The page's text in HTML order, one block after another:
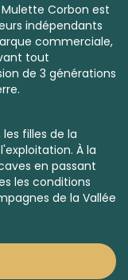
Corbon est
indépendants
commerciale,
tout
de 3 générations
filles de la
À la
en passant
les conditions
de la Vallée